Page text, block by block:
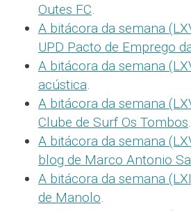
Outes FC.
A bitácora da semana
UPD Pacto de Emprego
A bitácora da semana
acústica.
A bitácora da semana
Clube de Surf Os Tombos.
A bitácora da semana
blog de Marco Antonio
A bitácora da semana
de Manolo.